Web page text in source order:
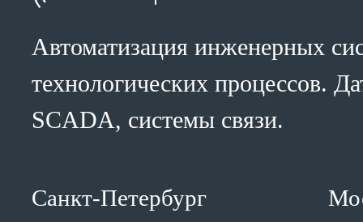
Автоматизация инженерных
технологических процессов.
SCADA, системы связи.
Санкт-Петербург